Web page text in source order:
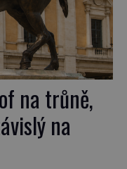
na trůně,
na